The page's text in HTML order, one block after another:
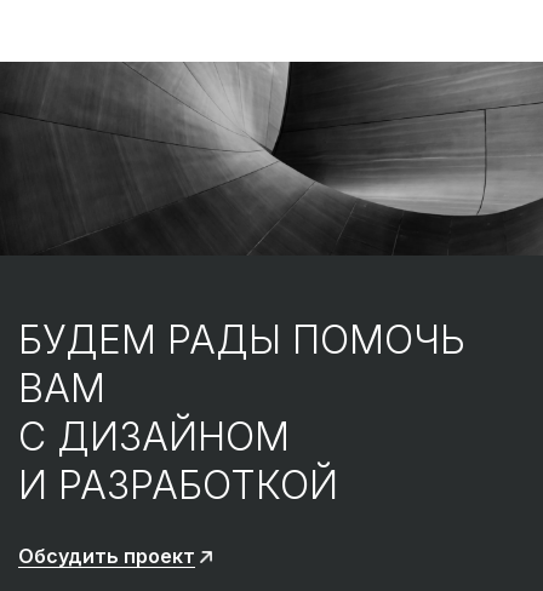
БУДЕМ РАДЫ ПОМОЧЬ
ВАМ
С ДИЗАЙНОМ
И РАЗРАБОТКОЙ
Обсудить проект